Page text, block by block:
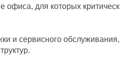
для которых
и сервисного